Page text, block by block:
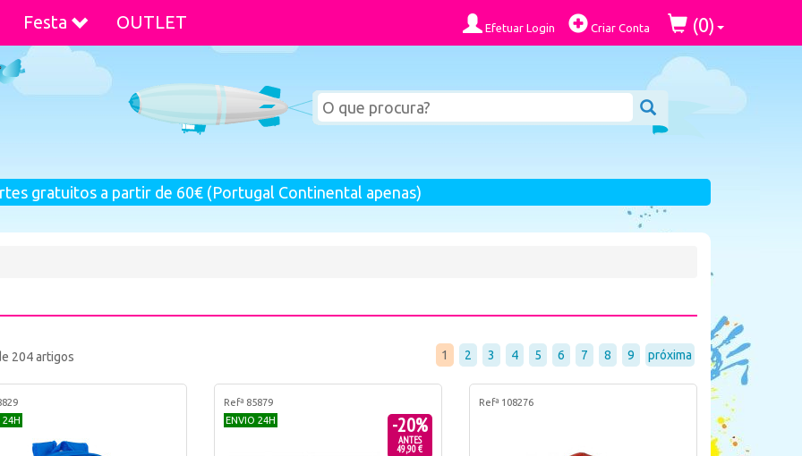
Festa OUTLET Efetuar Login Criar Conta (0)
gratuitos a partir de 60€ (Portugal Continental apenas)
204 artigos 1 2 3 4 5 6 7 8 9 próxima
24H
Refª 85879
ENVIO 24H
-20%
ANTES
49,90 €
Refª 108276